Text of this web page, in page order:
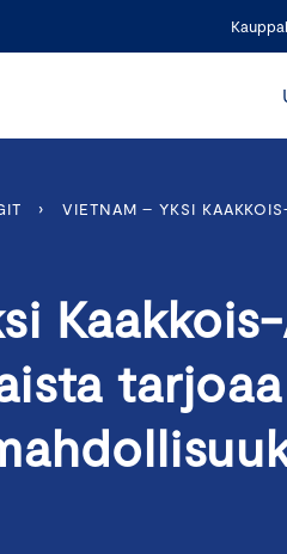
›
VIETNAM – YKSI